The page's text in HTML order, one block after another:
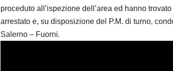
proceduto all’ispezione dell’area ed hanno
arrestato e, su disposizione del P.M. di turno,
Salerno – Fuorni.